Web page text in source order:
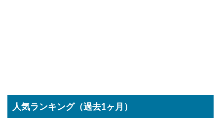
人気ランキング（過去1ヶ月）